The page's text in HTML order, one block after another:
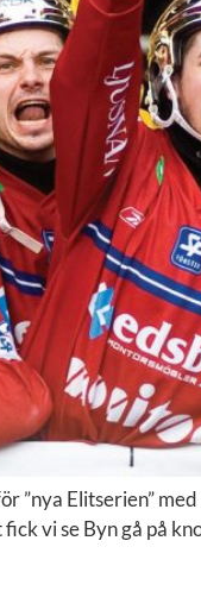
Elitserien” med
vi se Byn gå på